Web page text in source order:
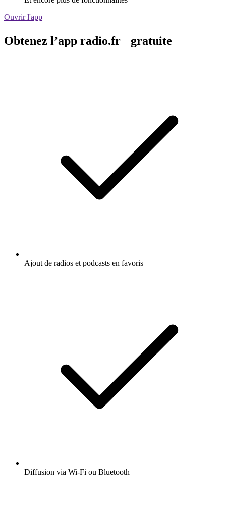
Ouvrir l'app
Obtenez l’app radio.fr gratuite
Ajout de radios et podcasts en favoris
Diffusion via Wi-Fi ou Bluetooth